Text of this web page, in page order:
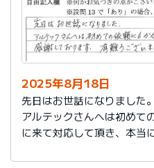
2025年8月18日
先日はお世話になりました。
アルテックさんへは初めて
に来て対応して頂き、本当